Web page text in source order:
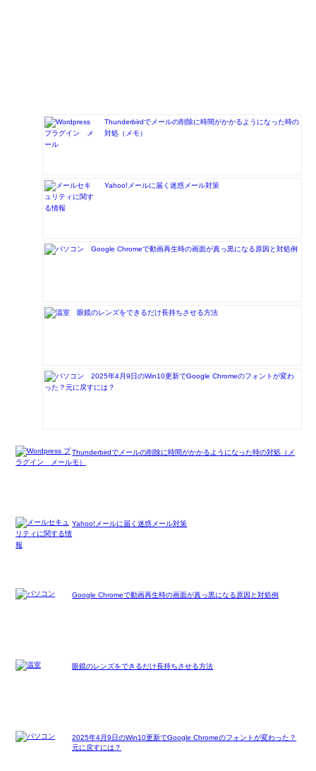
Thunderbirdでメールの削除に時間がかかるようになった時の
対処（メモ）
Yahoo!メールに届く迷惑メール対策
Google Chromeで動画再生時の画面が真っ黒になる原因と対処例
眼鏡のレンズをできるだけ長持ちさせる方法
2025年4月9日のWin10更新でGoogle Chromeのフォントが変わ
った？元に戻すには？
Thunderbirdでメールの削除に時間がかかるようになった時の対処（メ
モ）
Yahoo!メールに届く迷惑メール対策
Google Chromeで動画再生時の画面が真っ黒になる原因と対処例
眼鏡のレンズをできるだけ長持ちさせる方法
2025年4月9日のWin10更新でGoogle Chromeのフォントが変わった？
元に戻すには？